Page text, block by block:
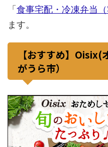
「 食事宅配・冷凍弁当（
ます。
【おすすめ】Oisix(
がうら市）